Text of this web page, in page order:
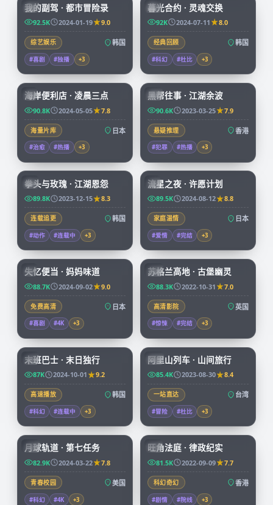
KR
我的副驾 · 都市冒险录
92.5K 2024-01-19 9.0
综艺娱乐 韩国
#喜剧 #独播 +3
KR
暮光合约 · 灵魂交换
92K 2024-07-11 8.0
经典回顾 韩国
#科幻 #杜比 +3
JP
52:28
海岸便利店 · 凌晨三点
90.8K 2024-05-05 7.8
海量片库 日本
#治愈 #热播 +3
HK
99:41
黑帮往事 · 江湖余波
90.6K 2023-03-25 7.9
悬疑推理 香港
#犯罪 #热播 +3
KR
拳头与玫瑰 · 江湖恩怨
89.8K 2023-12-15 8.3
连载追更 韩国
#动作 #连载中 +3
JP
流星之夜 · 许愿计划
89.5K 2024-08-12 8.8
家庭温情 日本
#爱情 #完结 +3
JP
59:19
失忆便当 · 妈妈味道
88.7K 2024-09-02 9.0
免费高清 日本
#喜剧 #4K +3
CN
99:39
苏格兰高地 · 古堡幽灵
88.3K 2022-10-31 7.0
高清影院 英国
#惊悚 #完结 +3
KR
末班巴士 · 末日独行
87K 2024-10-01 9.2
高速播放 韩国
#科幻 #连载中 +3
TW
阿里山列车 · 山间旅行
85.4K 2023-08-30 8.4
一站直达 台湾
#冒险 #杜比 +3
CN
99:57
月球轨道 · 第七任务
82.9K 2024-03-22 7.8
青春校园 美国
#科幻 #4K +3
HK
45:15
旺角法庭 · 律政纪实
81.5K 2022-09-09 7.7
科幻奇幻 香港
#剧情 #院线 +3